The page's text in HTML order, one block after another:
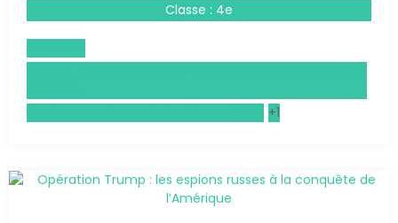
Classe : 4e
+1